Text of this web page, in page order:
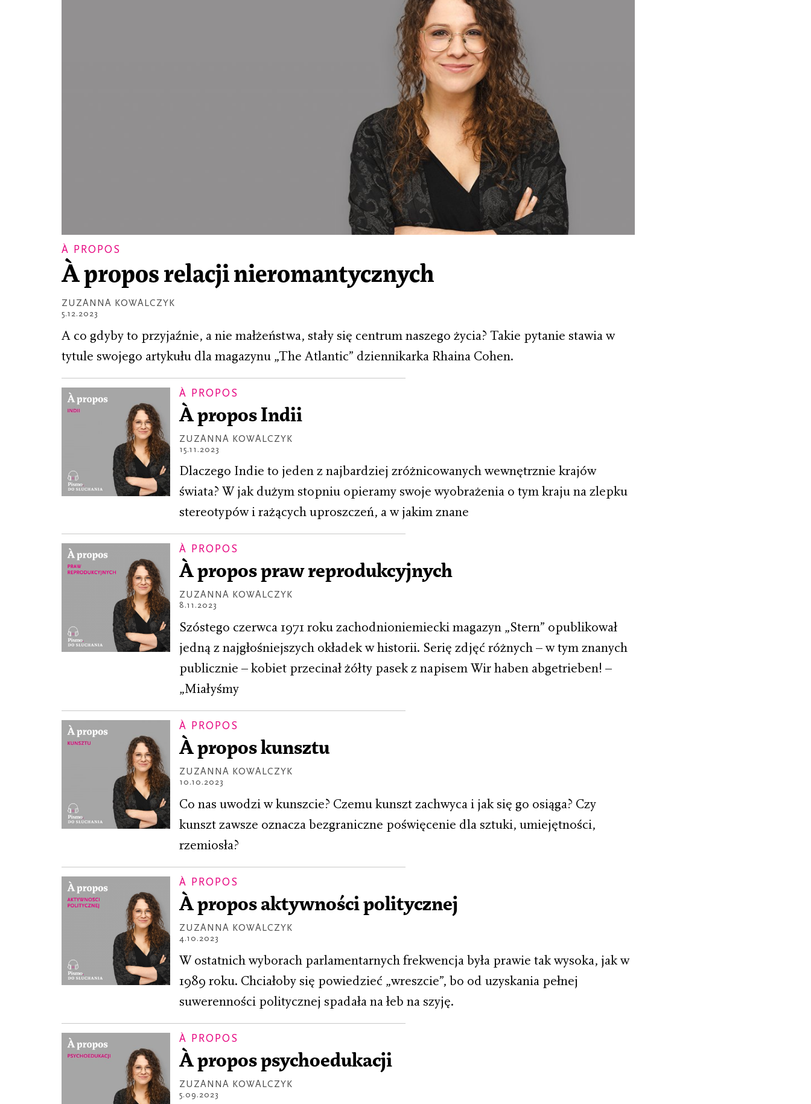
À PROPOS
À propos relacji nieromantycznych
ZUZANNA KOWALCZYK
5.12.2023
A co gdyby to przyjaźnie, a nie małżeństwa, stały się centrum naszego życia? Takie pytanie stawia w
tytule swojego artykułu dla magazynu „The Atlantic” dziennikarka Rhaina Cohen.
À PROPOS
À propos Indii
ZUZANNA KOWALCZYK
15.11.2023
Dlaczego Indie to jeden z najbardziej zróżnicowanych wewnętrznie krajów
świata? W jak dużym stopniu opieramy swoje wyobrażenia o tym kraju na zlepku
stereotypów i rażących uproszczeń, a w jakim znane
À PROPOS
À propos praw reprodukcyjnych
ZUZANNA KOWALCZYK
8.11.2023
Szóstego czerwca 1971 roku zachodnioniemiecki magazyn „Stern” opublikował
jedną z najgłośniejszych okładek w historii. Serię zdjęć różnych – w tym znanych
publicznie – kobiet przecinał żółty pasek z napisem Wir haben abgetrieben! –
„Miałyśmy
À PROPOS
À propos kunsztu
ZUZANNA KOWALCZYK
10.10.2023
Co nas uwodzi w kunszcie? Czemu kunszt zachwyca i jak się go osiąga? Czy
kunszt zawsze oznacza bezgraniczne poświęcenie dla sztuki, umiejętności,
rzemiosła?
À PROPOS
À propos aktywności politycznej
ZUZANNA KOWALCZYK
4.10.2023
W ostatnich wyborach parlamentarnych frekwencja była prawie tak wysoka, jak w
1989 roku. Chciałoby się powiedzieć „wreszcie”, bo od uzyskania pełnej
suwerenności politycznej spadała na łeb na szyję.
À PROPOS
À propos psychoedukacji
ZUZANNA KOWALCZYK
5.09.2023